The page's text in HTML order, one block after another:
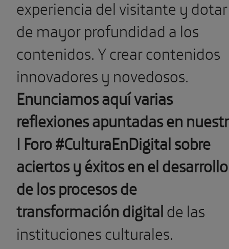
innovadores y novedosos.
Enunciamos aquí varias
reflexiones apuntadas en
I Foro #CulturaEnDigital sobre
aciertos y éxitos en el desarrollo
de los procesos de
transformación digitalde las
instituciones culturales.
La misión de un museo hoy.
centro cultural del s. XXI